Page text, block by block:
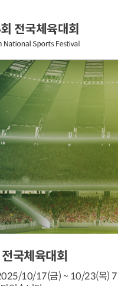
국체육대회
10/17(금) ~ 10/23(목)